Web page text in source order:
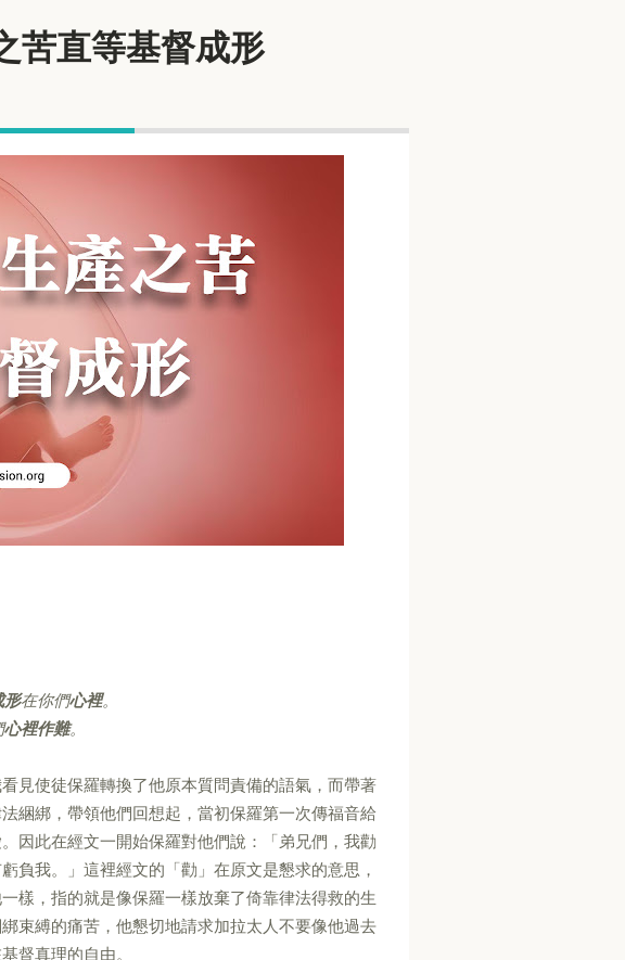
苦直等基督成形
形在你們心裡。
心裡作難。
見使徒保羅轉換了他原本質問責備的語氣，而帶著
綑綁，帶領他們回想起，當初保羅第一次傳福音給
因此在經文一開始保羅對他們說：「弟兄們，我勸
負我。」這裡經文的「勸」在原文是懇求的意思，
樣，指的就是像保羅一樣放棄了倚靠律法得救的生
束縛的痛苦，他懇切地請求加拉太人不要像他過去
督真理的自由。